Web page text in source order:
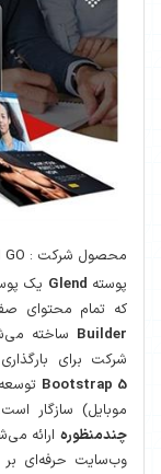
محصول شرکت : DNN GO
پوسته Glend
که تمام محتوای
Builder ساخته
شرکت برای
Bootstrap 5
موبایل) سازگار است. Glend به‌همراه
چندمنظوره ارائه